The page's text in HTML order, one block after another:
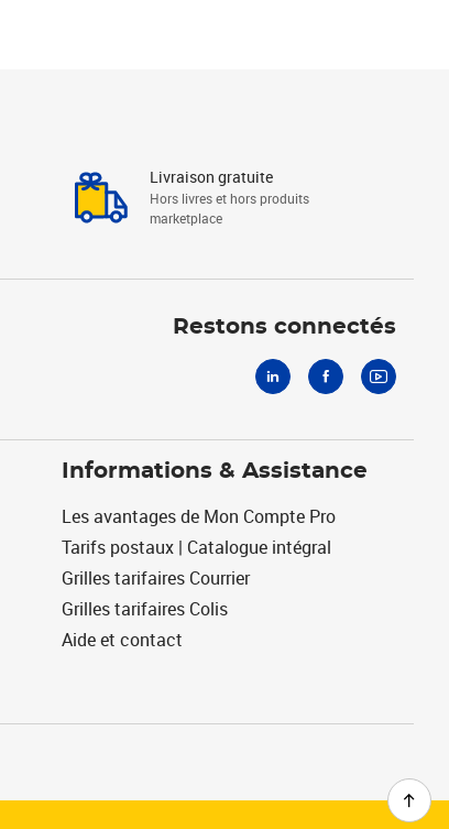
Livraison gratuite
Hors livres et hors produits
marketplace
Restons connectés
Informations & Assistance
Les avantages de Mon Compte Pro
Tarifs postaux | Catalogue intégral
Grilles tarifaires Courrier
Grilles tarifaires Colis
Aide et contact